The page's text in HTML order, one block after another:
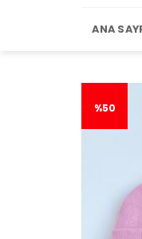
ANA
%50